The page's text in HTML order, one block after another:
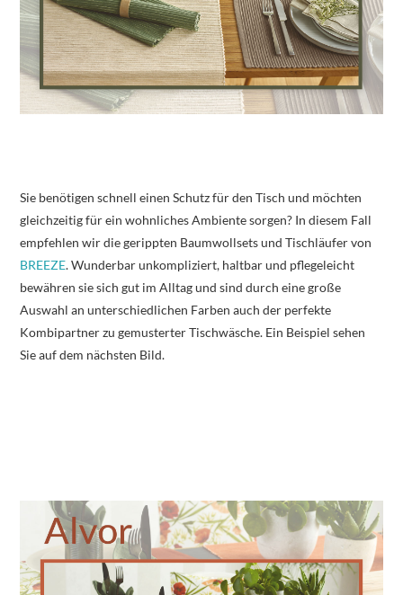
Sie benötigen schnell einen Schutz für den Tisch und möchten
gleichzeitig für ein wohnliches Ambiente sorgen? In diesem Fall
empfehlen wir die gerippten Baumwollsets und Tischläufer von
BREEZE. Wunderbar unkompliziert, haltbar und pflegeleicht
bewähren sie sich gut im Alltag und sind durch eine große
Auswahl an unterschiedlichen Farben auch der perfekte
Kombipartner zu gemusterter Tischwäsche. Ein Beispiel sehen
Sie auf dem nächsten Bild.